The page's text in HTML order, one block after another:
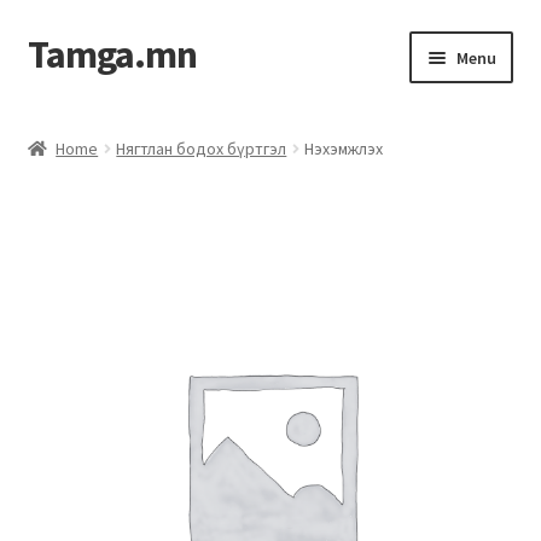
Tamga.mn Menu
Дотоод журмын багц
Компанийн удирдлагын бичиг баримт
Home Нягтлан бодох бүртгэл Нэхэмжлэх